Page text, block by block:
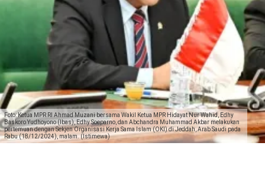
Foto: Ketua MPR RI Ahmad Muzani bersama Wakil Ketua MPR Hidayat Nur Wahid, Edhy
Baskoro Yudhoyono (Ibas), Edhy Soeparno, dan Abchandra Muhammad Akbar melakukan
pertemuan dengan Sekjen Organisasi Kerja Sama Islam (OKI) di Jeddah, Arab Saudi pada
Rabu (18/12/2024), malam. (Istimewa)